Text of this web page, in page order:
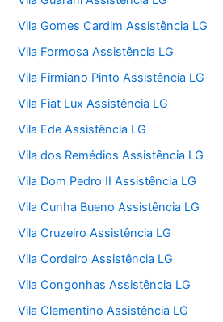
Vila Gomes Cardim Assistência LG
Vila Formosa Assistência LG
Vila Firmiano Pinto Assistência LG
Vila Fiat Lux Assistência LG
Vila Ede Assistência LG
Vila dos Remédios Assistência LG
Vila Dom Pedro II Assistência LG
Vila Cunha Bueno Assistência LG
Vila Cruzeiro Assistência LG
Vila Cordeiro Assistência LG
Vila Congonhas Assistência LG
Vila Clementino Assistência LG